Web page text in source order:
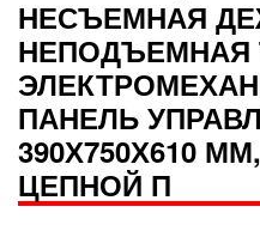
НЕСЪЕМНАЯ
НЕПОДЪЕМНАЯ
ПАНЕЛЬ
390Х750Х610
ЦЕПНОЙ П